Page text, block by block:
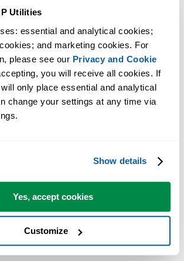
Utilities
essential and analytical cookies;
and marketing cookies. For
please see our Privacy and Cookie
you will receive all cookies. If
only place essential and analytical
change your settings at any time via
Show details
Yes, accept cookies
Customize
слова, которые помогут вам найти